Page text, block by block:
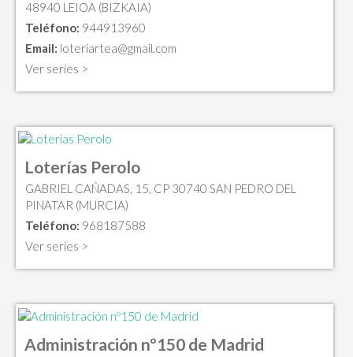
48940 LEIOA (BIZKAIA)
Teléfono: 944913960
Email: loteriartea@gmail.com
Ver series >
Loterías Perolo
GABRIEL CAÑADAS, 15, CP 30740 SAN PEDRO DEL
PINATAR (MURCIA)
Teléfono: 968187588
Ver series >
Administración nº150 de Madrid